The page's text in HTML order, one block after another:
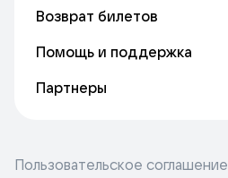
Возврат билетов
Помощь и поддержка
Партнеры
Пользовательское соглашение